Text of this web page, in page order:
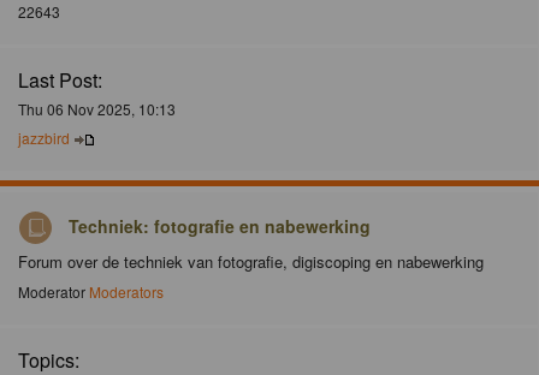
22643
Last Post:
Thu 06 Nov 2025, 10:13
jazzbird
Techniek: fotografie en nabewerking
Forum over de techniek van fotografie, digiscoping en nabewerking
Moderator Moderators
Topics: